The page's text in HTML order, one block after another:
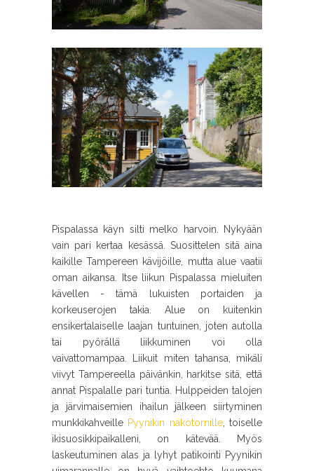
Pispalassa käyn silti melko harvoin. Nykyään
vain pari kertaa kesässä. Suosittelen sitä aina
kaikille Tampereen kävijöille, mutta alue vaatii
oman aikansa. Itse liikun Pispalassa mieluiten
kävellen - tämä lukuisten portaiden ja
korkeuserojen takia. Alue on kuitenkin
ensikertalaiselle laajan tuntuinen, joten autolla
tai pyörällä liikkuminen voi olla
vaivattomampaa. Liikuit miten tahansa, mikäli
viivyt Tampereella päivänkin, harkitse sitä, että
annat Pispalalle pari tuntia. Hulppeiden talojen
ja järvimaisemien ihailun jälkeen siirtyminen
munkkikahveille Pyynikin näkötornille, toiselle
ikisuosikkipaikalleni, on kätevää. Myös
laskeutuminen alas ja lyhyt patikointi Pyynikin